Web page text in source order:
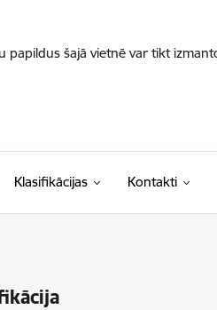
šajā vietnē var tikt
Klasifikācijas(Ārējā saite)
Kontakti